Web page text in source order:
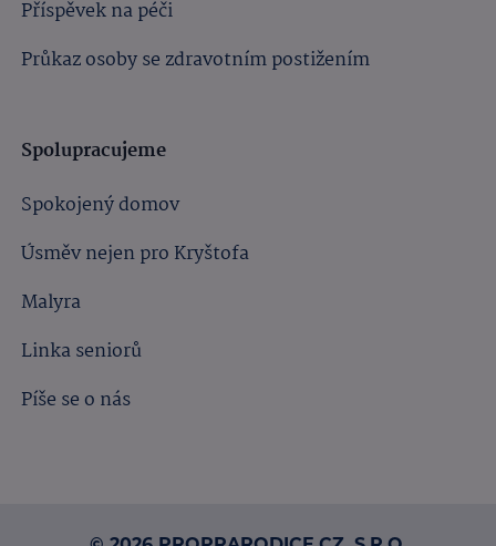
Příspěvek na péči
Průkaz osoby se zdravotním postižením
Spolupracujeme
Spokojený domov
Úsměv nejen pro Kryštofa
Malyra
Linka seniorů
Píše se o nás